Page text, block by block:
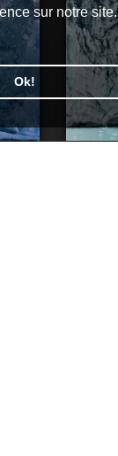
sur notre site.
Ok!